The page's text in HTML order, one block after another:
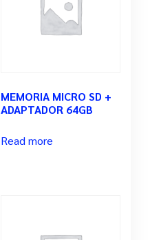
MEMORIA MICRO SD +
ADAPTADOR 64GB
Read more